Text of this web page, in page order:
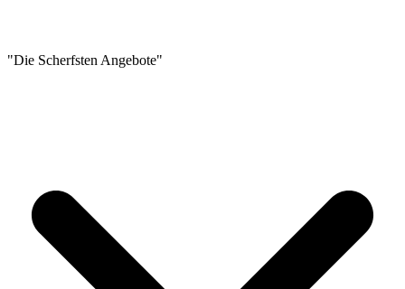
"Die Scherfsten Angebote"